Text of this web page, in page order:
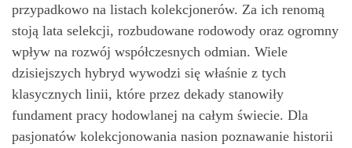
przypadkowo na listach kolekcjonerów. Za ich renomą
stoją lata selekcji, rozbudowane rodowody oraz ogromny
wpływ na rozwój współczesnych odmian. Wiele
dzisiejszych hybryd wywodzi się właśnie z tych
klasycznych linii, które przez dekady stanowiły
fundament pracy hodowlanej na całym świecie. Dla
pasjonatów kolekcjonowania nasion poznawanie historii